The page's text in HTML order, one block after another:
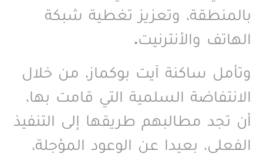
بالمنطقة، وتعزيز تغطية شبكة
الهاتف والأنترنيت.
وتأمل ساكنة آيت بوكماز، من خلال
الانتفاضة السلمية التي قامت بها،
أن تجد مطالبهم طريقها إلى التنفيذ
الفعلي، بعيدا عن الوعود المؤجلة،